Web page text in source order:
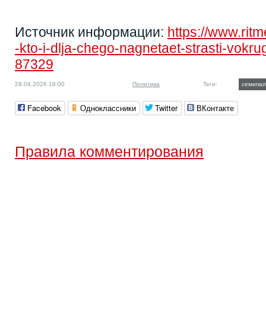
Источник информации: https://
-kto-i-dlja-chego-nagnetaet-strasti-
87329
28.04.2026 18:00 Политика Теги:
Facebook Одноклассники Twitter ВКонтакте
Правила комментирования